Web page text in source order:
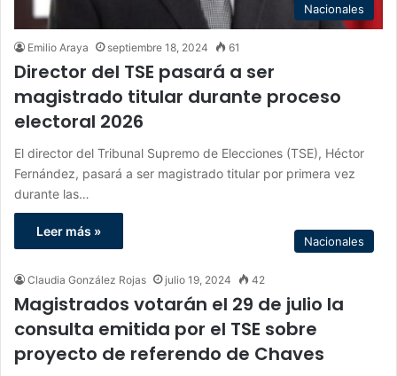
Nacionales
Emilio Araya septiembre 18, 2024 61
Director del TSE pasará a ser
magistrado titular durante proceso
electoral 2026
El director del Tribunal Supremo de Elecciones (TSE), Héctor
Fernández, pasará a ser magistrado titular por primera vez
durante las…
Leer más »
Nacionales
Claudia González Rojas julio 19, 2024 42
Magistrados votarán el 29 de julio la
consulta emitida por el TSE sobre
proyecto de referendo de Chaves